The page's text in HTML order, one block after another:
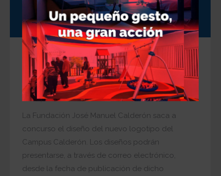
Concurso de diseño del logotipo del
Campus Calderón
Noticias, Noticias del Campus,Novedades
Porsuperadmin 14 noviembre, 2017
La Fundación José Manuel Calderón saca a
concurso el diseño del nuevo logotipo del
Campus Calderón. Los diseños podrán
presentarse, a través de correo electrónico,
desde la fecha de publicación de dicho